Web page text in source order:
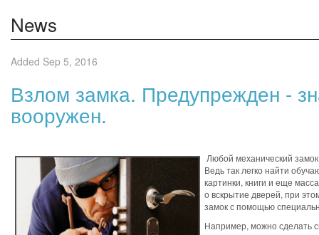
News
Added Sep 5, 2016
Взлом замка. Предупрежден -
вооружен.
Любой механический
Ведь так легко найти
картинки, книги и еще
о вскрытие дверей, при
замок с помощью
Например, можно сделать